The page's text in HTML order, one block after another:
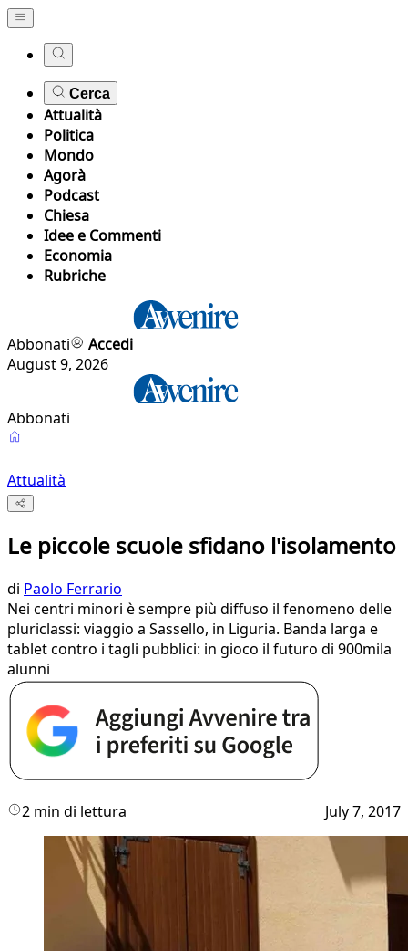
Cerca
Attualità
Politica
Mondo
Agorà
Podcast
Chiesa
Idee e Commenti
Economia
Rubriche
Abbonati
Accedi
August 9, 2026
Abbonati
Attualità
Le piccole scuole sfidano l'isolamento
di Paolo Ferrario
Nei centri minori è sempre più diffuso il fenomeno delle
pluriclassi: viaggio a Sassello, in Liguria. Banda larga e
tablet contro i tagli pubblici: in gioco il futuro di 900mila
alunni
2 min di lettura July 7, 2017